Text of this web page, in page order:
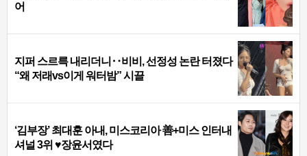
어
지퍼 스르륵 내리더니‥비비, 선정성 논란 터졌다
“왜 저래vs이게 워터밤” 시끌
‘김부장’ 최대훈 아내, 미스코리아 善+미스 인터내
셔널 3위 ♥장윤서였다